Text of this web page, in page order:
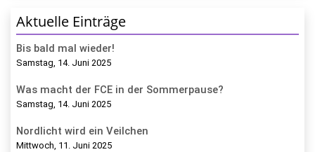
Aktuelle Einträge
Bis bald mal wieder!
Samstag, 14. Juni 2025
Was macht der FCE in der Sommerpause?
Samstag, 14. Juni 2025
Nordlicht wird ein Veilchen
Mittwoch, 11. Juni 2025